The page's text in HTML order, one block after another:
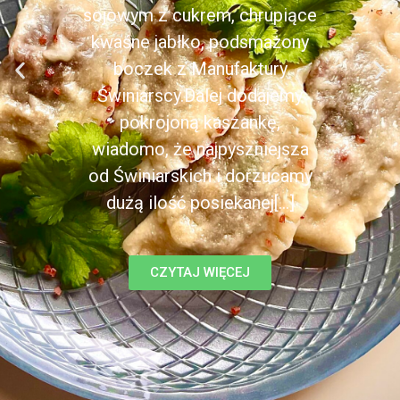
sojowym z cukrem, chrupiące
kwaśne jabłko, podsmażony
boczek z Manufaktury
Świniarscy.Dalej dodajemy
pokrojoną kaszankę,
wiadomo, że najpyszniejsza
od Świniarskich i dorzucamy
dużą ilość posiekanej[...]
CZYTAJ WIĘCEJ